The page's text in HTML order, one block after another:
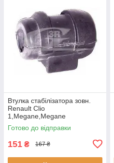
Втулка стабiлізатора зовн.
Renault Clio
1,Megane,Megane
Classic,Megane Scenic,R19
60643 3RG
Готово до відправки
151 ₴ 167 ₴